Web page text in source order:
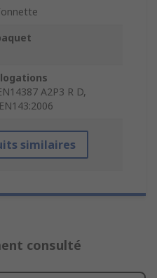
A2P3 R D,
similaires
consulté